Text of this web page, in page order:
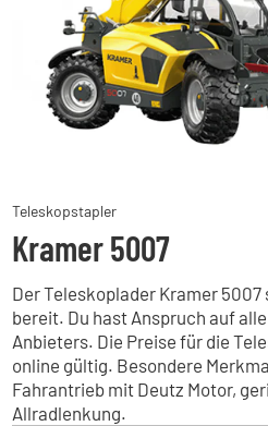
Teleskopstapler
Kramer 5007
Der Teleskoplader Kramer
bereit. Du hast Anspruch auf
Anbieters. Die Preise für die
online gültig. Besondere
Fahrantrieb mit Deutz Motor,
Allradlenkung.